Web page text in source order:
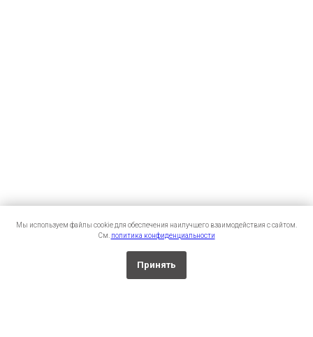
Мы используем файлы cookie для обеспечения наилучшего взаимодействия с сайтом.
См. политика конфиденциальности
Принять